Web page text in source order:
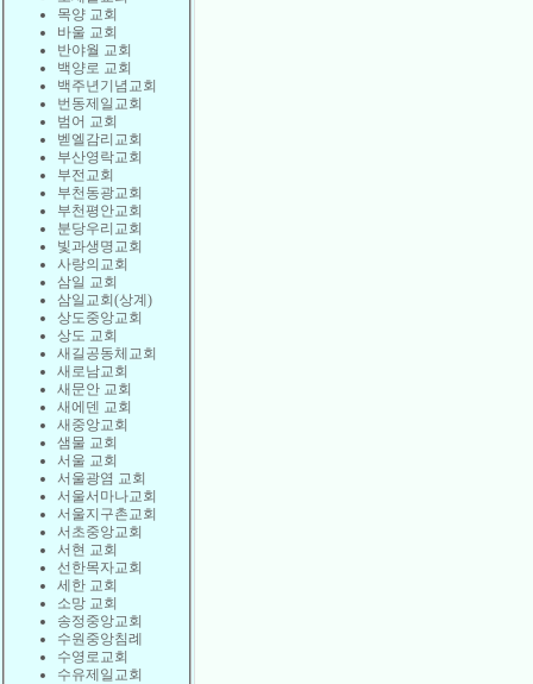
목양 교회
바울 교회
반야월 교회
백양로 교회
백주년기념교회
번동제일교회
범어 교회
벧엘감리교회
부산영락교회
부전교회
부천동광교회
부천평안교회
분당우리교회
빛과생명교회
사랑의교회
삼일 교회
삼일교회(상계)
상도중앙교회
상도 교회
새길공동체교회
새로남교회
새문안 교회
새에덴 교회
새중앙교회
샘물 교회
서울 교회
서울광염 교회
서울서마나교회
서울지구촌교회
서초중앙교회
서현 교회
선한목자교회
세한 교회
소망 교회
송정중앙교회
수원중앙침례
수영로교회
수유제일교회